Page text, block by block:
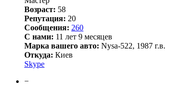
Возраст: 58
Репутация: 20
Сообщения: 260
С нами: 11 лет 9 месяцев
Марка вашего авто: Nysa-522, 1987 г.в.
Откуда: Киев
Skype
−